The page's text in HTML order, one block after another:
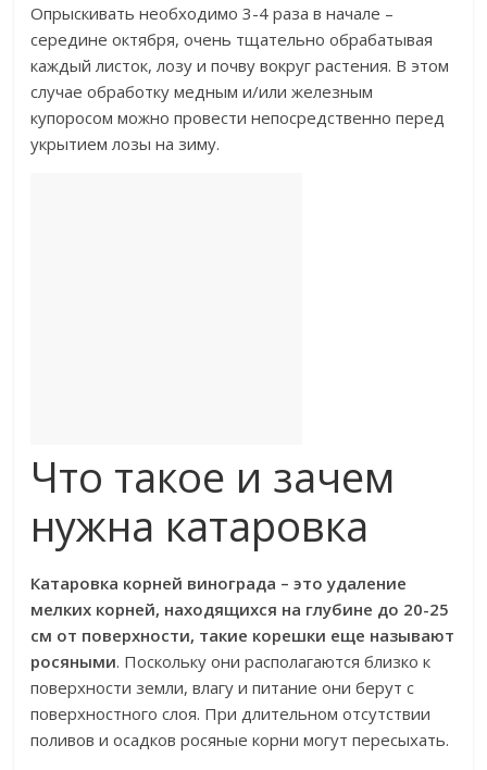
Опрыскивать необходимо 3-4 раза в начале –
середине октября, очень тщательно обрабатывая
каждый листок, лозу и почву вокруг растения. В этом
случае обработку медным и/или железным
купоросом можно провести непосредственно перед
укрытием лозы на зиму.
Что такое и зачем
нужна катаровка
Катаровка корней винограда – это удаление
мелких корней, находящихся на глубине до 20-25
см от поверхности, такие корешки еще называют
росяными. Поскольку они располагаются близко к
поверхности земли, влагу и питание они берут с
поверхностного слоя. При длительном отсутствии
поливов и осадков росяные корни могут пересыхать.